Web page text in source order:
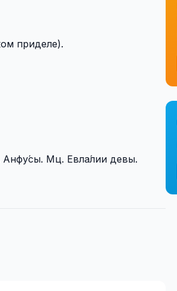
приделе).
Анфу́сы. Мц. Евла́лии девы.